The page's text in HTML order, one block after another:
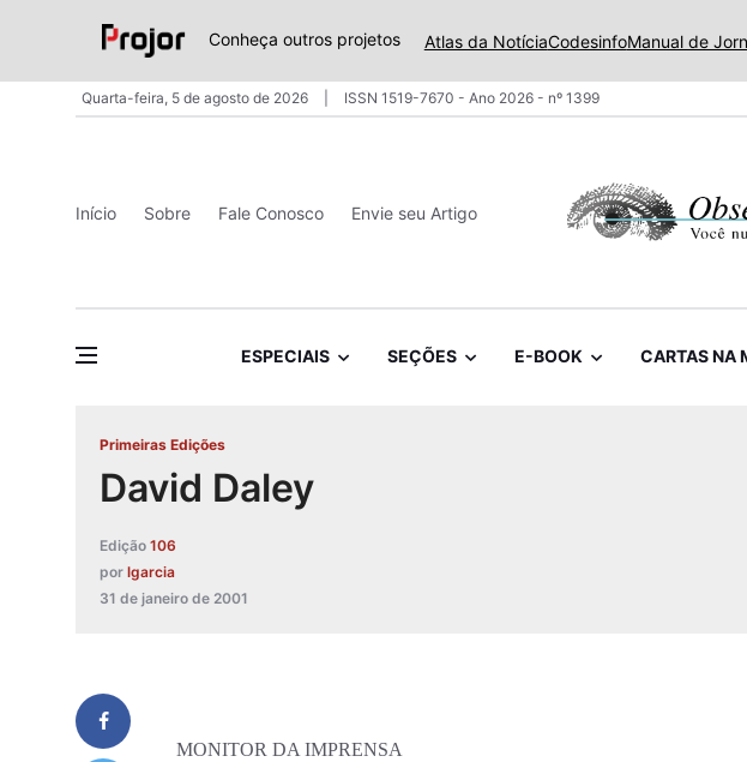
Conheça outros projetos Atlas da NotíciaCodesinfoManual de
Quarta-feira, 5 de agosto de 2026 ISSN 1519-7670 - Ano 2026 - nº 1399
Início Sobre Fale Conosco Envie seu Artigo
ESPECIAIS SEÇÕES E-BOOK CARTAS NA
Primeiras Edições
David Daley
Edição 106
por lgarcia
31 de janeiro de 2001
MONITOR DA IMPRENSA